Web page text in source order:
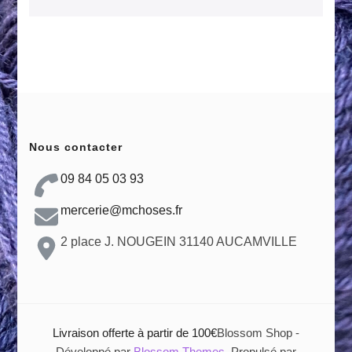
Nous contacter
09 84 05 03 93
mercerie@mchoses.fr
2 place J. NOUGEIN 31140 AUCAMVILLE
Livraison offerte à partir de 100€Blossom Shop -